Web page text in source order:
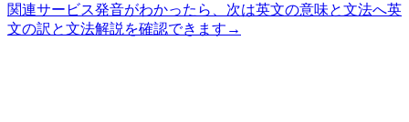
関連サービス発音がわかったら、次は英文の意味と文法へ英
文の訳と文法解説を確認できます →